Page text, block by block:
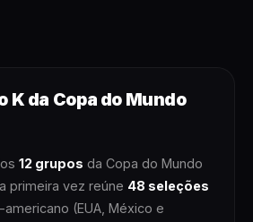
K da Copa do Mundo
12 grupos da Copa do Mundo
primeira vez reúne 48 seleções
(EUA, México e